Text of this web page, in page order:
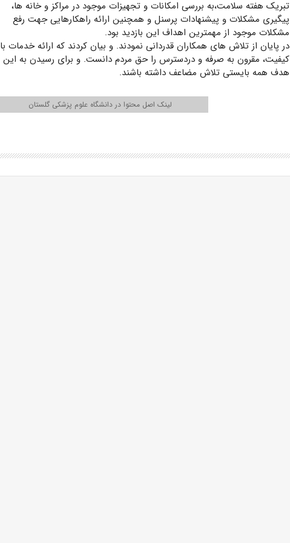
تبریک هفته سلامت،به بررسی امکانات و تجهیزات موجود در مراکز و خانه ها،
پیگیری مشکلات و پیشنهادات پرسنل و همچنین ارائه راهکارهایی جهت رفع
مشکلات موجود از مهمترین اهداف این بازدید بود.
در پایان از تلاش های همکاران قدردانی نمودند. و بیان کردند که ارائه خدمات با
کیفیت، مقرون به صرفه و دردسترس را حق مردم دانست. و برای رسیدن به این
هدف همه بایستی تلاش مضاعف داشته باشند.
لینک اصل محتوا در دانشگاه علوم پزشکی گلستان